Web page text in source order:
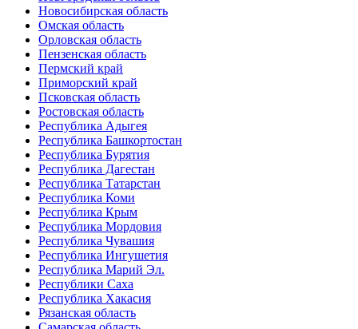
Новосибирская область
Омская область
Орловская область
Пензенская область
Пермский край
Приморский край
Псковская область
Ростовская область
Республика Адыгея
Республика Башкортостан
Республика Бурятия
Республика Дагестан
Республика Татарстан
Республика Коми
Республика Крым
Республика Мордовия
Республика Чувашия
Республика Ингушетия
Республика Марий Эл.
Республики Саха
Республика Хакасия
Рязанская область